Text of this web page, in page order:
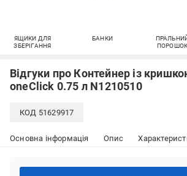
ЯЩИКИ ДЛЯ
ЗБЕРІГАННЯ
БАНКИ
ПОРОШОК
Відгуки про Контейнер із
oneClick 0.75 л N1210510
КОД 51629917
Основна інформація Опис